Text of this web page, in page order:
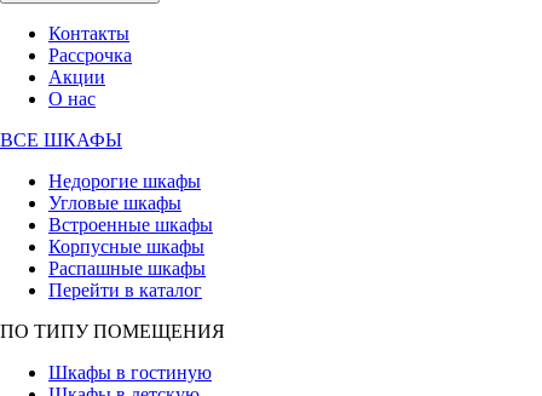
Контакты
Рассрочка
Акции
О нас
ВСЕ ШКАФЫ
Недорогие шкафы
Угловые шкафы
Встроенные шкафы
Корпусные шкафы
Распашные шкафы
Перейти в каталог
ПО ТИПУ ПОМЕЩЕНИЯ
Шкафы в гостиную